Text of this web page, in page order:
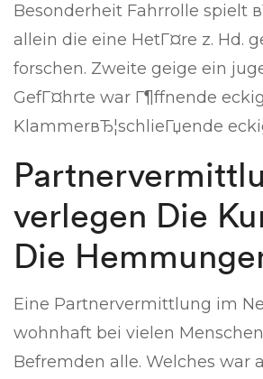
Besonderheit Fahrrolle spielt
allein die eine HetГ¤re z. Hd.
forschen. Zweite geige ein
GefГ¤hrte war Г¶ffnende
KlammerвЂ¦schlieГџende
verlegen Die
Die
Eine Partnervermittlung im
wohnhaft bei vielen
Befremden alle. Welches war